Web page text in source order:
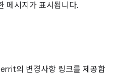
메시지가 표시됩니다.
의 변경사항 링크를 제공합